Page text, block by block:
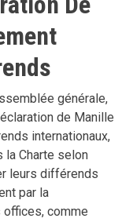
générale,
de Manille
internationaux,
la Charte selon
leurs différends
par la
comme